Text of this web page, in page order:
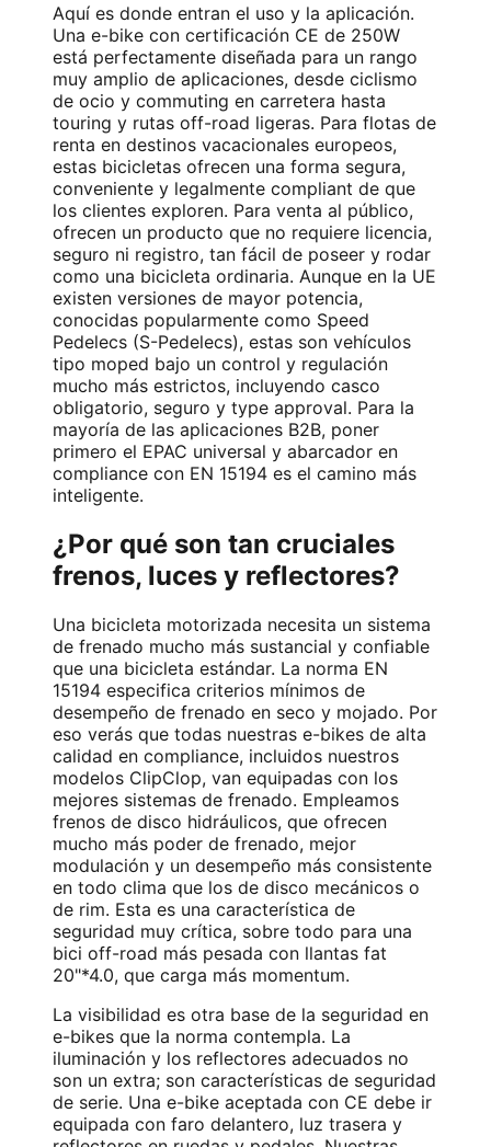
Aquí es donde entran el uso y la aplicación.
Una e-bike con certificación CE de 250W
está perfectamente diseñada para un rango
muy amplio de aplicaciones, desde ciclismo
de ocio y commuting en carretera hasta
touring y rutas off-road ligeras. Para flotas de
renta en destinos vacacionales europeos,
estas bicicletas ofrecen una forma segura,
conveniente y legalmente compliant de que
los clientes exploren. Para venta al público,
ofrecen un producto que no requiere licencia,
seguro ni registro, tan fácil de poseer y rodar
como una bicicleta ordinaria. Aunque en la UE
existen versiones de mayor potencia,
conocidas popularmente como Speed
Pedelecs (S-Pedelecs), estas son vehículos
tipo moped bajo un control y regulación
mucho más estrictos, incluyendo casco
obligatorio, seguro y type approval. Para la
mayoría de las aplicaciones B2B, poner
primero el EPAC universal y abarcador en
compliance con EN 15194 es el camino más
inteligente.
¿Por qué son tan cruciales
frenos, luces y reflectores?
Una bicicleta motorizada necesita un sistema
de frenado mucho más sustancial y confiable
que una bicicleta estándar. La norma EN
15194 especifica criterios mínimos de
desempeño de frenado en seco y mojado. Por
eso verás que todas nuestras e-bikes de alta
calidad en compliance, incluidos nuestros
modelos ClipClop, van equipadas con los
mejores sistemas de frenado. Empleamos
frenos de disco hidráulicos, que ofrecen
mucho más poder de frenado, mejor
modulación y un desempeño más consistente
en todo clima que los de disco mecánicos o
de rim. Esta es una característica de
seguridad muy crítica, sobre todo para una
bici off-road más pesada con llantas fat
20"*4.0, que carga más momentum.
La visibilidad es otra base de la seguridad en
e-bikes que la norma contempla. La
iluminación y los reflectores adecuados no
son un extra; son características de seguridad
de serie. Una e-bike aceptada con CE debe ir
equipada con faro delantero, luz trasera y